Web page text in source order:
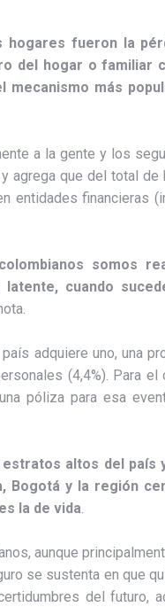
hogares fueron la
del hogar o familiar
más
a la gente y los
agrega que del total de
entidades financieras
somos
cuando
adquiere uno, una
(4,4%). Para el
póliza para esa
altos del país
Bogotá y la región
la de vida.
aunque
se sustenta en que
del futuro,